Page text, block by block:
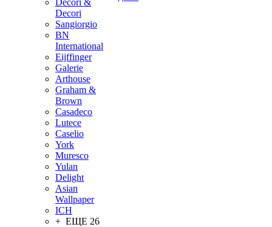
Decori &
Decori
Sangiorgio
BN
International
Eijffinger
Galerie
Arthouse
Graham &
Brown
Casadeco
Lutece
Caselio
York
Muresco
Yulan
Delight
Asian
Wallpaper
ICH
+ ЕЩЕ 26